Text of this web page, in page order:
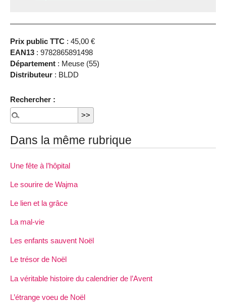
Prix public TTC : 45,00 €
EAN13 : 9782865891498
Département : Meuse (55)
Distributeur : BLDD
Rechercher :
Dans la même rubrique
Une fête à l’hôpital
Le sourire de Wajma
Le lien et la grâce
La mal-vie
Les enfants sauvent Noël
Le trésor de Noël
La véritable histoire du calendrier de l’Avent
L’étrange voeu de Noël